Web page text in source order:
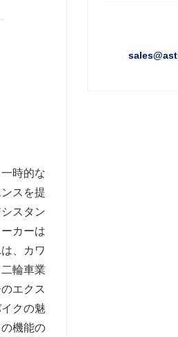
時的な
スを提
スタン
カーは
、カワ
輪車業
エクス
クの魅
機能の